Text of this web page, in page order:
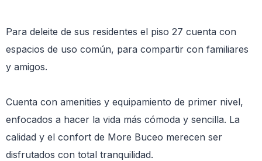
Para deleite de sus residentes el piso 27 cuenta con
espacios de uso común, para compartir con familiares
y amigos.
Cuenta con amenities y equipamiento de primer nivel,
enfocados a hacer la vida más cómoda y sencilla. La
calidad y el confort de More Buceo merecen ser
disfrutados con total tranquilidad.